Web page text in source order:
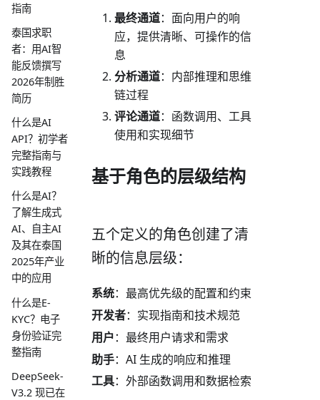
指南
泰国求职
者：用AI智
能反馈撰写
2026年制胜
简历
什么是AI
API？初学者
完整指南与
实践教程
什么是AI？
了解生成式
AI、自主AI
及其在泰国
2025年产业
中的应用
什么是E-
KYC？电子
身份验证完
整指南
DeepSeek-
V3.2 现已在
最终通道：面向用户的响
应，提供清晰、可操作的信
息
分析通道：内部推理和思维
链过程
评论通道：函数调用、工具
使用和实现细节
基于角色的层级结构
五个定义的角色创建了清
晰的信息层级：
系统：最高优先级的配置和约束
开发者：实现指南和技术规范
用户：最终用户请求和需求
助手：AI 生成的响应和推理
工具：外部函数调用和数据检索